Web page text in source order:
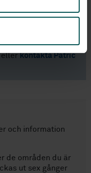
inom AI?
kontakta Patric
och information
de områden du är
ut sex gånger